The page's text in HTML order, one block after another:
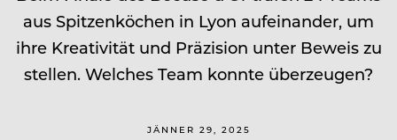
aus Spitzenköchen in Lyon aufeinander, um
ihre Kreativität und Präzision unter Beweis zu
stellen. Welches Team konnte überzeugen?
JÄNNER 29, 2025